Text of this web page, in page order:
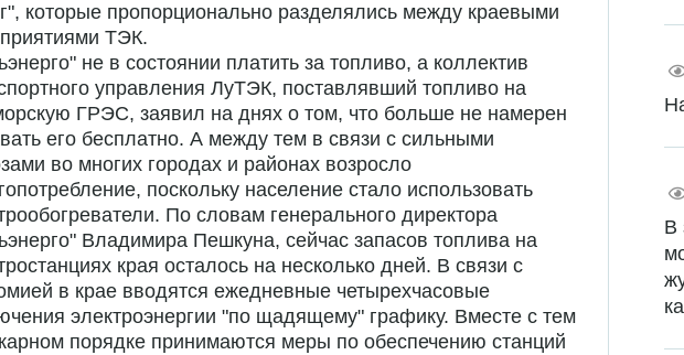
которые пропорционально разделялись между краевыми
ТЭК.
не в состоянии платить за топливо, а коллектив
управления ЛуТЭК, поставлявший топливо на
ГРЭС, заявил на днях о том, что больше не намерен
его бесплатно. А между тем в связи с сильными
во многих городах и районах возросло
поскольку население стало использовать
По словам генерального директора
Владимира Пешкуна, сейчас запасов топлива на
края осталось на несколько дней. В связи с
в крае вводятся ежедневные четырехчасовые
электроэнергии "по щадящему" графику. Вместе с тем
порядке принимаются меры по обеспечению станций
В